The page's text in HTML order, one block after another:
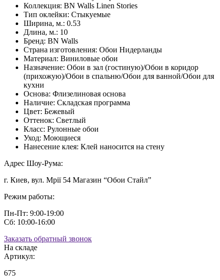
Коллекция: BN Walls Linen Stories
Тип оклейки: Стыкуемые
Ширина, м.: 0.53
Длина, м.: 10
Бренд: BN Walls
Страна изготовления: Обои Нидерланды
Материал: Виниловые обои
Назначение: Обои в зал (гостиную)/Обои в коридор
(прихожую)/Обои в спальню/Обои для ванной/Обои для
кухни
Основа: Флизелиновая основа
Наличие: Складская программа
Цвет: Бежевый
Оттенок: Светлый
Класс: Рулонные обои
Уход: Моющиеся
Нанесение клея: Клей наносится на стену
Адрес Шоу-Рума:
г. Киев, вул. Мрії 54 Магазин “Обои Стайл”
Режим работы:
Пн-Пт: 9:00-19:00
Сб: 10:00-16:00
Заказать обратный звонок
На складе
Артикул:
675